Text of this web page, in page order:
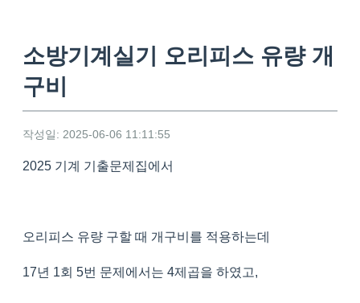
소방기계실기 오리피스 유량 개
구비
작성일: 2025-06-06 11:11:55
2025 기계 기출문제집에서
오리피스 유량 구할 때 개구비를 적용하는데
17년 1회 5번 문제에서는 4제곱을 하였고,